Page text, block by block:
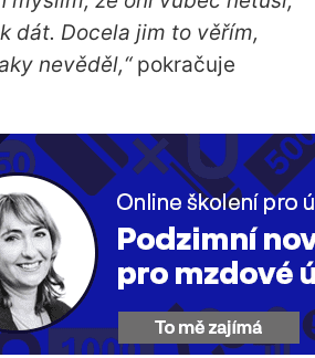
dát. Docela jim to věřím,
nevěděl,“pokračuje